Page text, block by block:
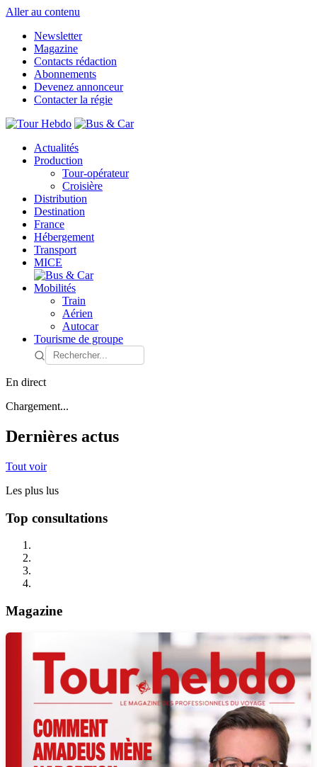
Aller au contenu
Newsletter
Magazine
Contacts rédaction
Abonnements
Devenez annonceur
Contacter la régie
Actualités
Production
Tour-opérateur
Croisière
Distribution
Destination
France
Hébergement
Transport
MICE
Mobilités
Train
Aérien
Autocar
Tourisme de groupe
En direct
Chargement...
Dernières actus
Tout voir
Les plus lus
Top consultations
Magazine